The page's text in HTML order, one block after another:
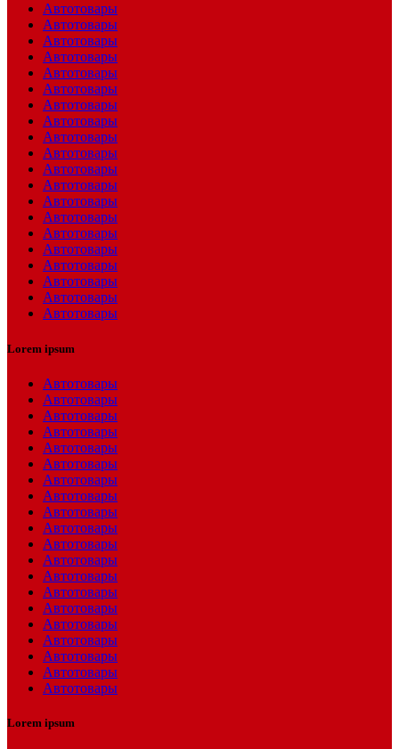
Автотовары
Автотовары
Автотовары
Автотовары
Автотовары
Автотовары
Автотовары
Автотовары
Автотовары
Автотовары
Автотовары
Автотовары
Автотовары
Автотовары
Автотовары
Автотовары
Автотовары
Автотовары
Автотовары
Автотовары
Lorem ipsum
Автотовары
Автотовары
Автотовары
Автотовары
Автотовары
Автотовары
Автотовары
Автотовары
Автотовары
Автотовары
Автотовары
Автотовары
Автотовары
Автотовары
Автотовары
Автотовары
Автотовары
Автотовары
Автотовары
Автотовары
Lorem ipsum